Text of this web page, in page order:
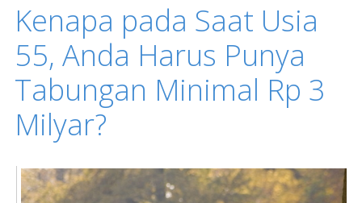
Kenapa pada Saat Usia
55, Anda Harus Punya
Tabungan Minimal Rp 3
Milyar?